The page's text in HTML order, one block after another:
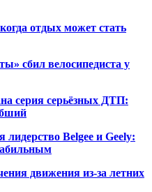
отдых может стать
сбил велосипедиста у
серия серьёзных ДТП:
лидерство Belgee и Geely:
движения из-за летних